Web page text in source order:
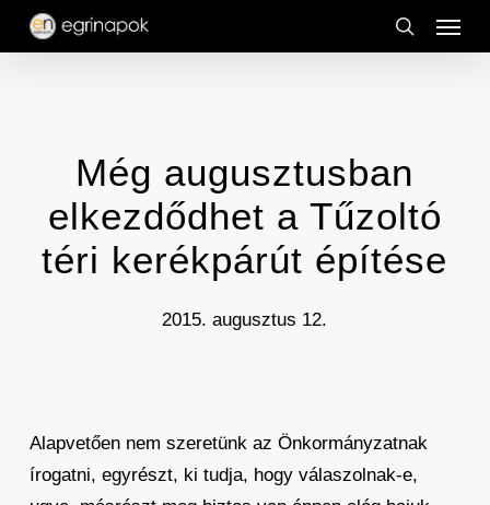
Skip
search
Menu
Még augusztusban
elkezdődhet a Tűzoltó
téri kerékpárút építése
2015. augusztus 12.
Alapvetően nem szeretünk az Önkormányzatnak
írogatni, egyrészt, ki tudja, hogy válaszolnak-e,